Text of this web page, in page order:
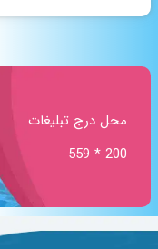
محل درج تبلیغات
200 * 559